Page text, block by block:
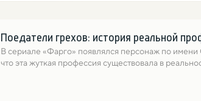
Поедатели грехов: история реальной
В сериале «Фарго» появлялся персонаж по
что эта жуткая профессия существовала в